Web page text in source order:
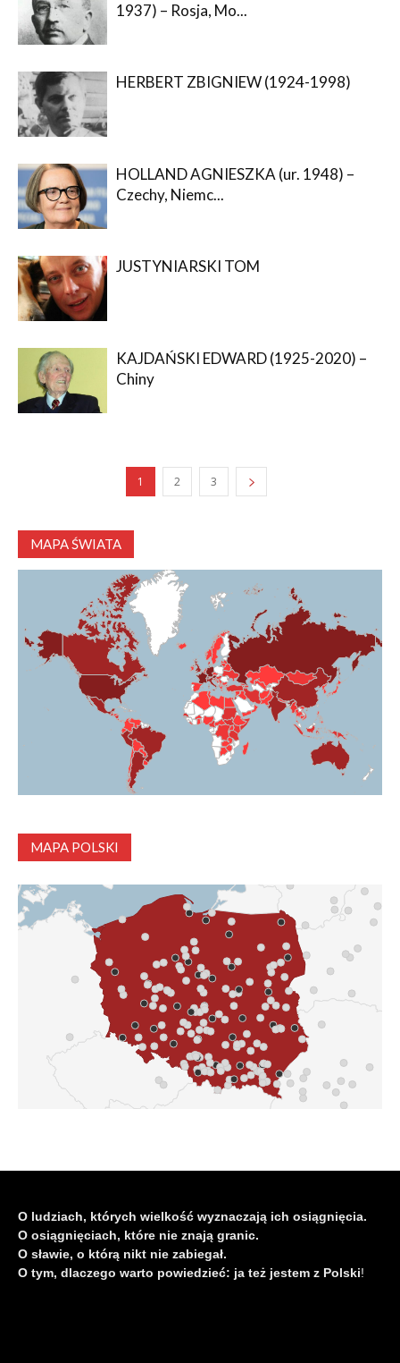
1937) – Rosja, Mo...
HERBERT ZBIGNIEW (1924-1998)
HOLLAND AGNIESZKA (ur. 1948) –
Czechy, Niemc...
JUSTYNIARSKI TOM
KAJDAŃSKI EDWARD (1925-2020) –
Chiny
1 2 3
MAPA ŚWIATA
MAPA POLSKI
O ludziach, których wielkość wyznaczają ich osiągnięcia.
O osiągnięciach, które nie znają granic.
O sławie, o którą nikt nie zabiegał.
O tym, dlaczego warto powiedzieć: ja też jestem z Polski!